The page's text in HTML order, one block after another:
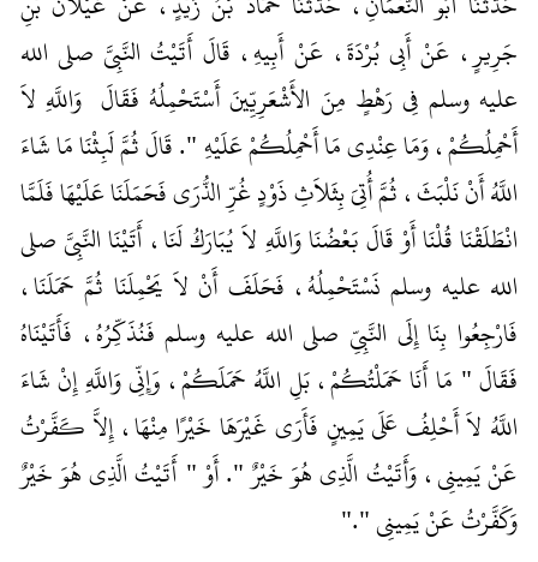
جَرِيرٍ، عَنْ أَبِي بُرْدَةَ، عَنْ أَبِيهِ، قَالَ أَتَيْتُ النَّبِيَّ صلى الله
عليه وسلم فِي رَهْطٍ مِنَ الأَشْعَرِيِّينَ أَسْتَحْمِلُهُ فَقَالَ ‏‏ وَاللَّهِ لاَ
أَحْمِلُكُمْ، وَمَا عِنْدِي مَا أَحْمِلُكُمْ عَلَيْهِ ‏"‏‏.‏ قَالَ ثُمَّ لَبِثْنَا مَا شَاءَ
اللَّهُ أَنْ نَلْبَثَ، ثُمَّ أُتِيَ بِثَلاَثِ ذَوْدٍ غُرِّ الذُّرَى فَحَمَلَنَا عَلَيْهَا فَلَمَّا
انْطَلَقْنَا قُلْنَا أَوْ قَالَ بَعْضُنَا وَاللَّهِ لاَ يُبَارَكُ لَنَا، أَتَيْنَا النَّبِيَّ صلى
الله عليه وسلم نَسْتَحْمِلُهُ، فَحَلَفَ أَنْ لاَ يَحْمِلَنَا ثُمَّ حَمَلَنَا،
فَارْجِعُوا بِنَا إِلَى النَّبِيِّ صلى الله عليه وسلم فَنُذَكِّرُهُ، فَأَتَيْنَاهُ
فَقَالَ ‏"‏ مَا أَنَا حَمَلْتُكُمْ، بَلِ اللَّهُ حَمَلَكُمْ، وَإِنِّي وَاللَّهِ إِنْ شَاءَ
اللَّهُ لاَ أَحْلِفُ عَلَى يَمِينٍ فَأَرَى غَيْرَهَا خَيْرًا مِنْهَا، إِلاَّ كَفَّرْتُ
عَنْ يَمِينِي، وَأَتَيْتُ الَّذِي هُوَ خَيْرٌ ‏"‏‏.‏ أَوْ ‏"‏ أَتَيْتُ الَّذِي هُوَ خَيْرٌ
وَكَفَّرْتُ عَنْ يَمِينِي ‏"‏‏.‏"